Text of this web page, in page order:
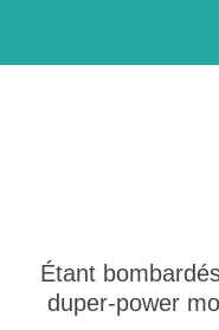
Étant
duper-power